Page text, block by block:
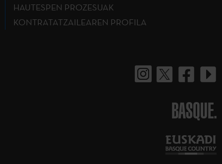
HAUTESPEN PROZESUAK
KONTRATATZAILEAREN PROFILA
BASQUE.